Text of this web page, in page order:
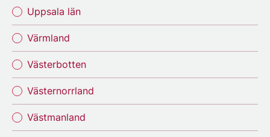
Uppsala län
Värmland
Västerbotten
Västernorrland
Västmanland